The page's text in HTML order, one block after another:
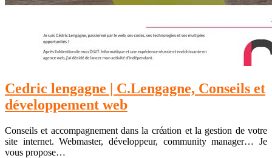
Cedric lengagne | C.Lengagne, Conseils et
dévelop­pe­ment web
Conseils et accompagnement dans la création et la gestion de votre
site internet. Webmaster, développeur, community manager… Je
vous propose…